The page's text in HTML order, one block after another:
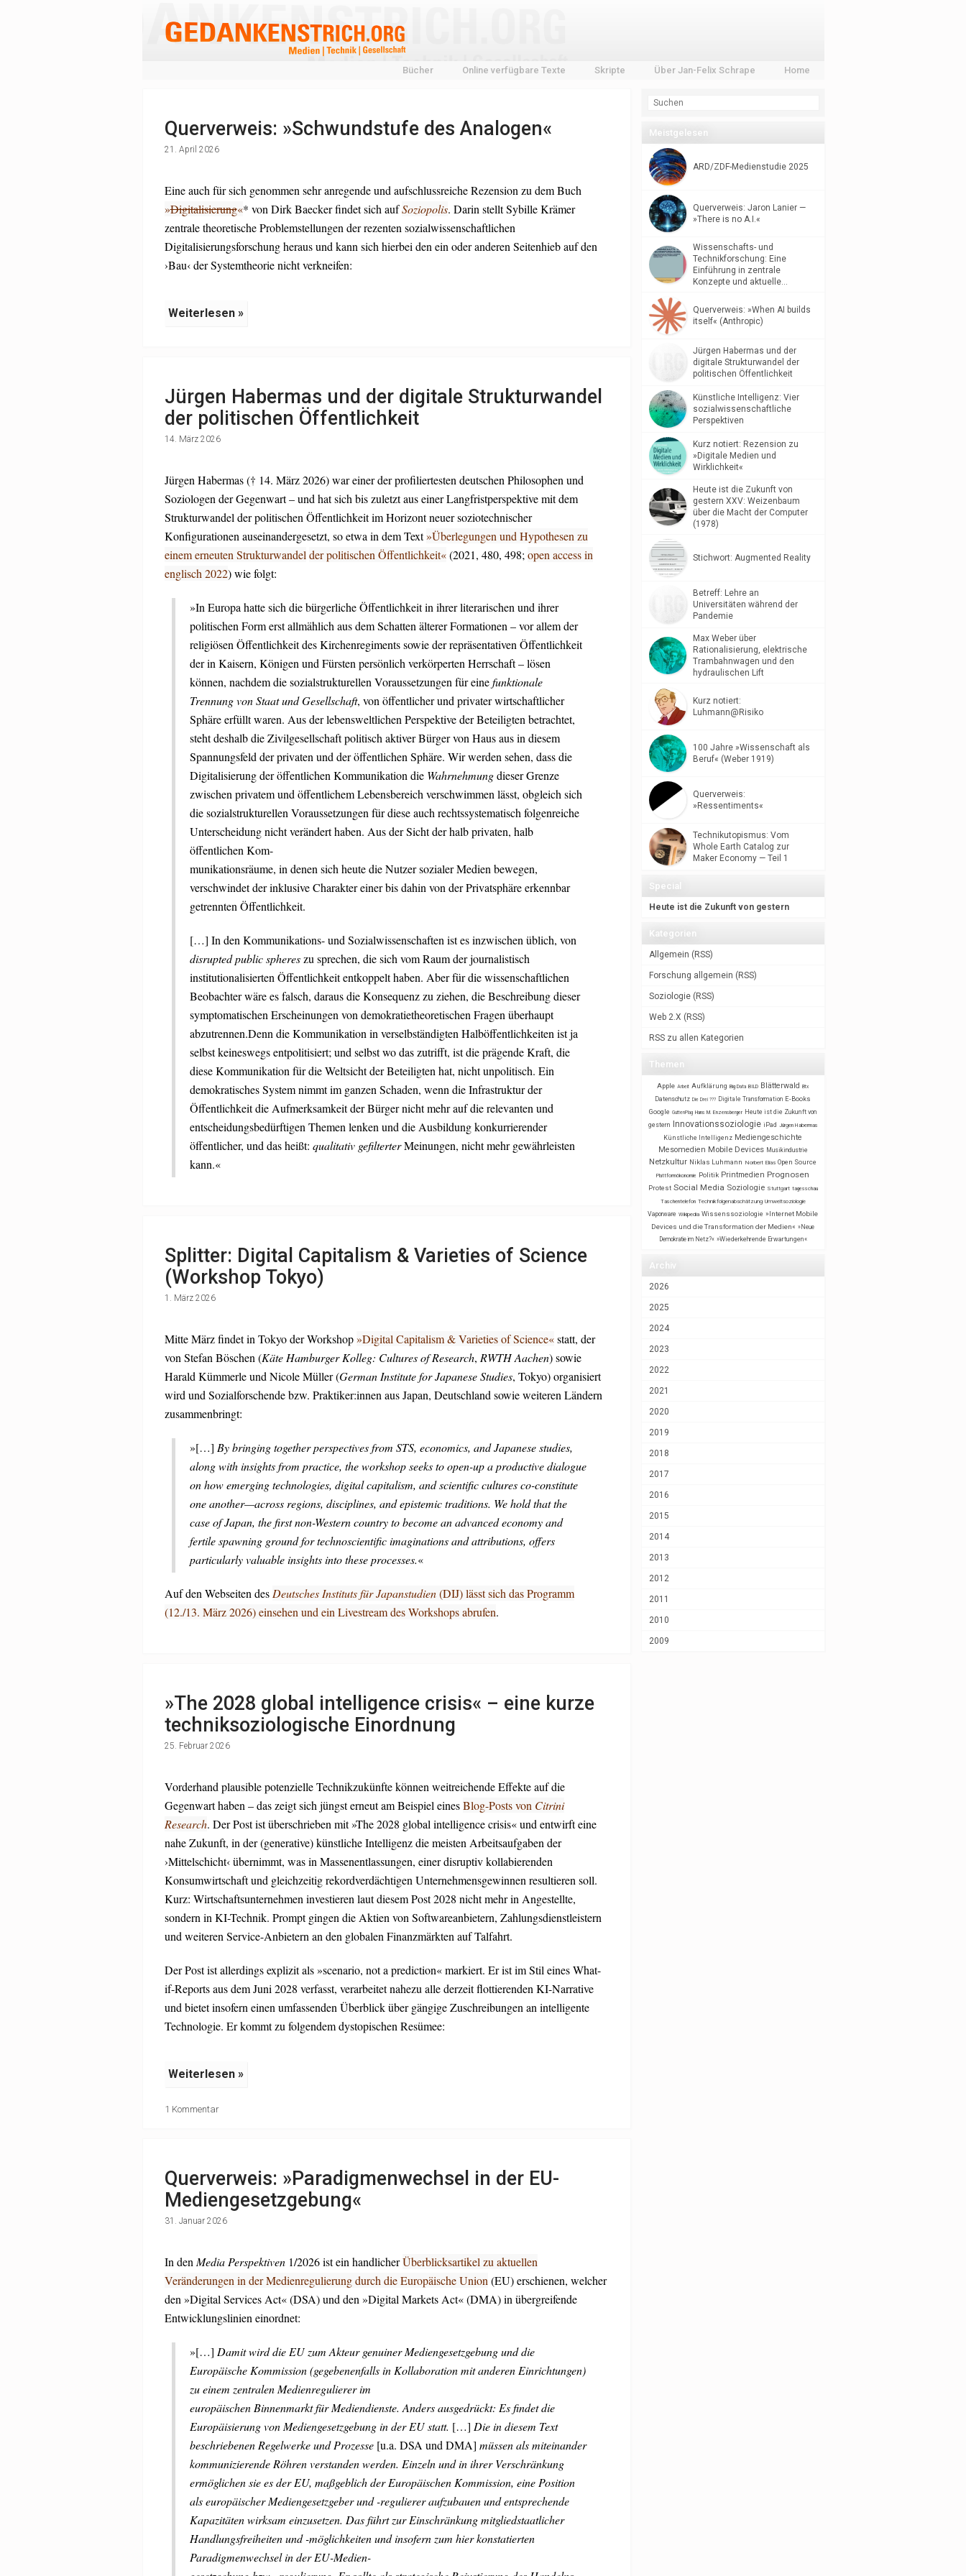
Home
Über Jan-Felix Schrape
Skripte
Online verfügbare Texte
Bücher
Querverweis: »Schwundstufe des Analogen«
21. April 2026
Eine auch für sich genommen sehr anregende und aufschlussreiche Rezension zu dem Buch
»Digitalisierung«* von Dirk Baecker findet sich aufSoziopolis. Darin stellt Sybille Krämer
zentrale theoretische Problemstellungen der rezenten sozialwissenschaftlichen
Digitalisierungsforschung heraus und kann sich hierbei den ein oder anderen Seitenhieb auf den
›Bau‹ der Systemtheorie nicht verkneifen:
Weiterlesen »
Jürgen Habermas und der digitale Strukturwandel
der politischen Öffentlichkeit
14. März 2026
Jürgen Habermas († 14. März 2026) war einer der profiliertesten deutschen Philosophen und
Soziologen der Gegenwart – und hat sich bis zuletzt aus einer Langfristperspektive mit dem
Strukturwandel der politischen Öffentlichkeit im Horizont neuer soziotechnischer
Konfigurationen auseinandergesetzt, so etwa in dem Text»Überlegungen und Hypothesen zu
einem erneuten Strukturwandel der politischen Öffentlichkeit«(2021, 480, 498; open access in
englisch 2022) wie folgt:
»In Europa hatte sich die bürgerliche Öffentlichkeit in ihrer literarischen und ihrer
politischen Form erst allmählich aus dem Schatten älterer Formationen – vor allem der
religiösen Öffentlichkeit des Kirchenregiments sowie der repräsentativen Öffentlichkeit
der in Kaisern, Königen und Fürsten persönlich verkörperten Herrschaft – lösen
können, nachdem die sozialstrukturellen Voraussetzungen für einefunktionale
Trennung von Staat und Gesellschaft, von öffentlicher und privater wirtschaftlicher
Sphäre erfüllt waren. Aus der lebensweltlichen Perspektive der Beteiligten betrachtet,
steht deshalb die Zivilgesellschaft politisch aktiver Bürger von Haus aus in diesem
Spannungsfeld der privaten und der öffentlichen Sphäre. Wir werden sehen, dass die
Digitalisierung der öffentlichen Kommunikation die Wahrnehmungdieser Grenze
zwischen privatem und öffentlichem Lebensbereich verschwimmen lässt, obgleich sich
die sozialstrukturellen Voraussetzungen für diese auch rechtssystematisch folgenreiche
Unterscheidung nicht verändert haben. Aus der Sicht der halb privaten, halb
öffentlichen Kom-
munikationsräume, in denen sich heute die Nutzer sozialer Medien bewegen,
verschwindet der inklusive Charakter einer bis dahin von der Privatsphäre erkennbar
getrennten Öffentlichkeit.
[…] In den Kommunikations- und Sozialwissenschaften ist es inzwischen üblich, von
disrupted public sphereszu sprechen, die sich vom Raum der journalistisch
institutionalisierten Öffentlichkeit entkoppelt haben. Aber für die wissenschaftlichen
Beobachter wäre es falsch, daraus die Konsequenz zu ziehen, die Beschreibung dieser
symptomatischen Erscheinungen von demokratietheoretischen Fragen überhaupt
abzutrennen.Denn die Kommunikation in verselbständigten Halböffentlichkeiten ist ja
selbst keineswegs entpolitisiert; und selbst wo das zutrifft, ist die prägende Kraft, die
diese Kommunikation für die Weltsicht der Beteiligten hat, nicht unpolitisch. Ein
demokratisches System nimmt im ganzen Schaden, wenn die Infrastruktur der
Öffentlichkeit die Aufmerksamkeit der Bürger nicht mehr auf die relevanten und
entscheidungsbedürftigen Themen lenken und die Ausbildung konkurrierender
öffentlicher, und das heißt: qualitativ gefilterterMeinungen, nicht mehr gewährleisten
kann.«
Splitter: Digital Capitalism & Varieties of Science
(Workshop Tokyo)
1. März 2026
Mitte März findet in Tokyo der Workshop»Digital Capitalism & Varieties of Science«statt, der
von Stefan Böschen (Käte Hamburger Kolleg: Cultures of Research, RWTH Aachen) sowie
Harald Kümmerle und Nicole Müller (German Institute for Japanese Studies, Tokyo) organisiert
wird und Sozialforschende bzw. Praktiker:innen aus Japan, Deutschland sowie weiteren Ländern
zusammenbringt:
»[…] By bringing together perspectives from STS, economics, and Japanese studies,
along with insights from practice, the workshop seeks to open-up a productive dialogue
on how emerging technologies, digital capitalism, and scientific cultures co-constitute
one another—across regions, disciplines, and epistemic traditions. We hold that the
case of Japan, the first non-Western country to become an advanced economy and
fertile spawning ground for technoscientific imaginations and attributions, offers
particularly valuable insights into these processes.«
Auf den Webseiten des Deutsches Instituts für Japanstudien(DIJ) lässt sich das Programm
(12./13. März 2026) einsehen und ein Livestream des Workshops abrufen.
»The 2028 global intelligence crisis« – eine kurze
techniksoziologische Einordnung
25. Februar 2026
Vorderhand plausible potenzielle Technikzukünfte können weitreichende Effekte auf die
Gegenwart haben – das zeigt sich jüngst erneut am Beispiel einesBlog-Posts von Citrini
Research. Der Post ist überschrieben mit »The 2028 global intelligence crisis« und entwirft eine
nahe Zukunft, in der (generative) künstliche Intelligenz die meisten Arbeitsaufgaben der
›Mittelschicht‹ übernimmt, was in Massenentlassungen, einer disruptiv kollabierenden
Konsumwirtschaft und gleichzeitig rekordverdächtigen Unternehmensgewinnen resultieren soll.
Kurz: Wirtschaftsunternehmen investieren laut diesem Post 2028 nicht mehr in Angestellte,
sondern in KI-Technik. Prompt gingen die Aktien von Softwareanbietern, Zahlungsdienstleistern
und weiteren Service-Anbietern an den globalen Finanzmärkten auf Talfahrt.
Der Post ist allerdings explizit als »scenario, not a prediction« markiert. Er ist im Stil eines What-
if-Reports aus dem Juni 2028 verfasst, verarbeitet nahezu alle derzeit flottierenden KI-Narrative
und bietet insofern einen umfassenden Überblick über gängige Zuschreibungen an intelligente
Technologie. Er kommt zu folgendem dystopischen Resümee:
Weiterlesen »
1 Kommentar
Querverweis: »Paradigmenwechsel in der EU-
Mediengesetzgebung«
31. Januar 2026
In den Media Perspektiven1/2026 ist ein handlicherÜberblicksartikel zu aktuellen
Veränderungen in der Medienregulierung durch die Europäische Union (EU) erschienen, welcher
den »Digital Services Act« (DSA) und den »Digital Markets Act« (DMA) in übergreifende
Entwicklungslinien einordnet:
»[…] Damit wird die EU zum Akteur genuiner Mediengesetzgebung und die
Europäische Kommission (gegebenenfalls in Kollaboration mit anderen Einrichtungen)
zu einem zentralen Medienregulierer im
europäischen Binnenmarkt für Mediendienste. Anders ausgedrückt: Es findet die
Europäisierung von Mediengesetzgebung in der EU statt. […] Die in diesem Text
beschriebenen Regelwerke und Prozesse [u.a. DSA und DMA] müssen als miteinander
kommunizierende Röhren verstanden werden. Einzeln und in ihrer Verschränkung
ermöglichen sie es der EU, maßgeblich der Europäischen Kommission, eine Position
als europäischer Mediengesetzgeber und -regulierer aufzubauen und entsprechende
Kapazitäten wirksam einzusetzen. Das führt zur Einschränkung mitgliedstaatlicher
Handlungsfreiheiten und -möglichkeiten und insofern zum hier konstatierten
Paradigmenwechsel in der EU-Medien-
Meistgelesen
ARD/ZDF-Medienstudie 2025
Querverweis: Jaron Lanier —
»There is no A.I.«
Wissenschafts- und
Technikforschung: Eine
Einführung in zentrale
Konzepte und aktuelle…
Querverweis: »When AI builds
itself« (Anthropic)
Jürgen Habermas und der
digitale Strukturwandel der
politischen Öffentlichkeit
Künstliche Intelligenz: Vier
sozialwissenschaftliche
Perspektiven
Kurz notiert: Rezension zu
»Digitale Medien und
Wirklichkeit«
Heute ist die Zukunft von
gestern XXV: Weizenbaum
über die Macht der Computer
(1978)
Stichwort: Augmented Reality
Betreff: Lehre an
Universitäten während der
Pandemie
Max Weber über
Rationalisierung, elektrische
Trambahnwagen und den
hydraulischen Lift
Kurz notiert:
Luhmann@Risiko
100 Jahre »Wissenschaft als
Beruf« (Weber 1919)
Querverweis:
»Ressentiments«
Technikutopismus: Vom
Whole Earth Catalog zur
Maker Economy — Teil 1
Special
Heute ist die Zukunft von gestern
Kategorien
Allgemein ( RSS)
Forschung allgemein ( RSS)
Soziologie( RSS)
Web 2.X ( RSS)
RSS zu allen Kategorien
Themen
Apple Arbeit Aufklärung Big Data BILD Blätterwald Btx
Datenschutz Die Drei ??? Digitale Transformation E-Books
Google GuttenPlag Hans M. Enzensberger Heute ist die Zukunft von
gestern
Innovationssoziologie iPad Jürgen Habermas
Künstliche Intelligenz Mediengeschichte
Mesomedien Mobile Devices Musikindustrie
Netzkultur Niklas Luhmann Norbert Elias Open Source
Plattformökonomie Politik Printmedien Prognosen
Protest Social Media Soziologie Stuttgart tagesschau
Taschentelefon Technikfolgenabschätzung Umweltsoziologie
Vaporware Wikipedia Wissenssoziologie »Internet Mobile
Devices und die Transformation der Medien« »Neue
Demokratie im Netz?« »Wiederkehrende Erwartungen«
Archiv
2026
2025
2024
2023
2022
2021
2020
2019
2018
2017
2016
2015
2014
2013
2012
2011
2010
2009